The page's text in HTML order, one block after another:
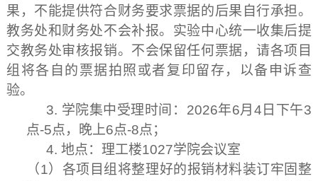
果，不能提供符合财务要求票据的后果自行承担。
教务处和财务处不会补报。实验中心统一收集后提
交教务处审核报销。不会保留任何票据，请各项目
组将各自的票据拍照或者复印留存，以备申诉查
验。
3. 学院集中受理时间： 2026年6月 4 日下午3
点-5点，晚上6点-8点；
4. 地点：理工楼1027学院会议室
（1）各项目组将整理好的报销材料装订牢固整